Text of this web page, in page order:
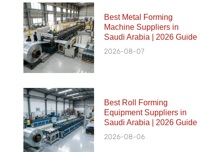
Best Metal Forming
Machine Suppliers in
Saudi Arabia | 2026 Guide
2026-08-07
Best Roll Forming
Equipment Suppliers in
Saudi Arabia | 2026 Guide
2026-08-06